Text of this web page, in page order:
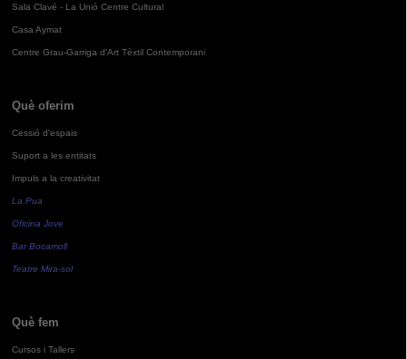
Sala Clavé - La Unió Centre Cultural
Casa Aymat
Centre Grau-Garriga d'Art Tèxtil Contemporani
Què oferim
Cessió d'espais
Suport a les entitats
Impuls a la creativitat
La Pua
Oficina Jove
Bar Bocamoll
Teatre Mira-sol
Què fem
Cursos i Tallers